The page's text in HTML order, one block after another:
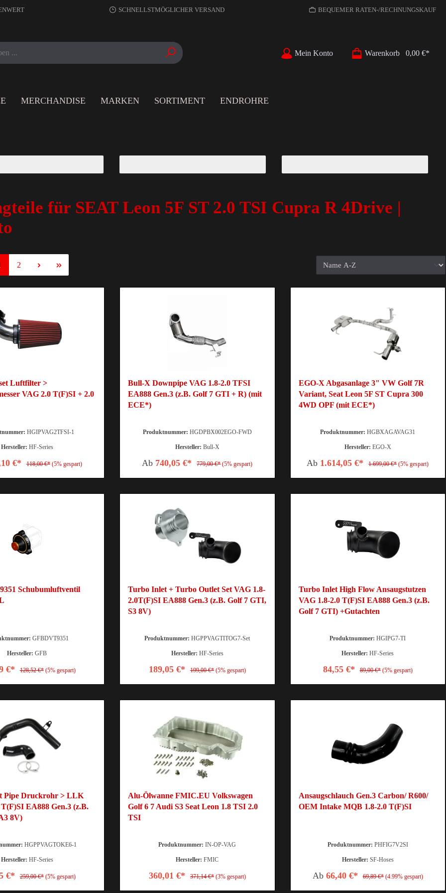
SCHNELLSTMÖGLICHER VERSAND BEQUEMER RATEN-/RECHNUNGSKAUF
Mein Konto Warenkorb 0,00 €*
MERCHANDISE MARKEN SORTIMENT ENDROHRE
für SEAT Leon 5F ST 2.0 TSI Cupra R 4Drive |
2
Luftfilter >
VAG 2.0 T(F)SI + 2.0
HGIPVAG2TFSI-1
Hersteller: HF-Series
€* 118,00 €* (5% gespart)
Bull-X Downpipe VAG 1.8-2.0 TFSI
EA888 Gen.3 (z.B. Golf 7 GTI + R) (mit
ECE*)
Produktnummer: HGDPBX002EGO-FWD
Hersteller: Bull-X
Ab 740,05 €* 779,00 €* (5% gespart)
EGO-X Abgasanlage 3" VW Golf 7R
Variant, Seat Leon 5F ST Cupra 300
4WD OPF (mit ECE*)
Produktnummer:HGBXAGAVAG31
Hersteller: EGO-X
Ab 1.614,05 €* 1.699,00 €* (5% gespart)
Schubumluftventil
GFBDVT9351
Hersteller:GFB
€* 128,52 €* (5% gespart)
Turbo Inlet + Turbo Outlet Set VAG 1.8-
2.0T(F)SI EA888 Gen.3 (z.B. Golf 7 GTI,
S3 8V)
Produktnummer:HGPPVAGTITOG7-Set
Hersteller: HF-Series
189,05 €* 199,00 €* (5% gespart)
Turbo Inlet High Flow Ansaugstutzen
VAG 1.8-2.0 T(F)SI EA888 Gen.3 (z.B.
Golf 7 GTI) +Gutachten
Produktnummer:HGIPG7-TI
Hersteller:HF-Series
84,55 €* 89,00 €* (5% gespart)
Pipe Druckrohr > LLK
EA888 Gen.3 (z.B.
8V)
HGPPVAGTOKE6-1
Hersteller: HF-Series
€* 259,00 €* (5% gespart)
Alu-Ölwanne FMIC.EU Volkswagen
Golf 6 7 Audi S3 Seat Leon 1.8 TSI 2.0
TSI
Produktnummer:IN-OP-VAG
Hersteller:FMIC
360,01 €* 371,14 €* (3% gespart)
Ansaugschlauch Gen.3 Carbon/ R600/
OEM Intake MQB 1.8-2.0 T(F)SI
Produktnummer: PHFIG7V2SI
Hersteller: SF-Hoses
Ab 66,40 €* 69,89 €* (4.99% gespart)